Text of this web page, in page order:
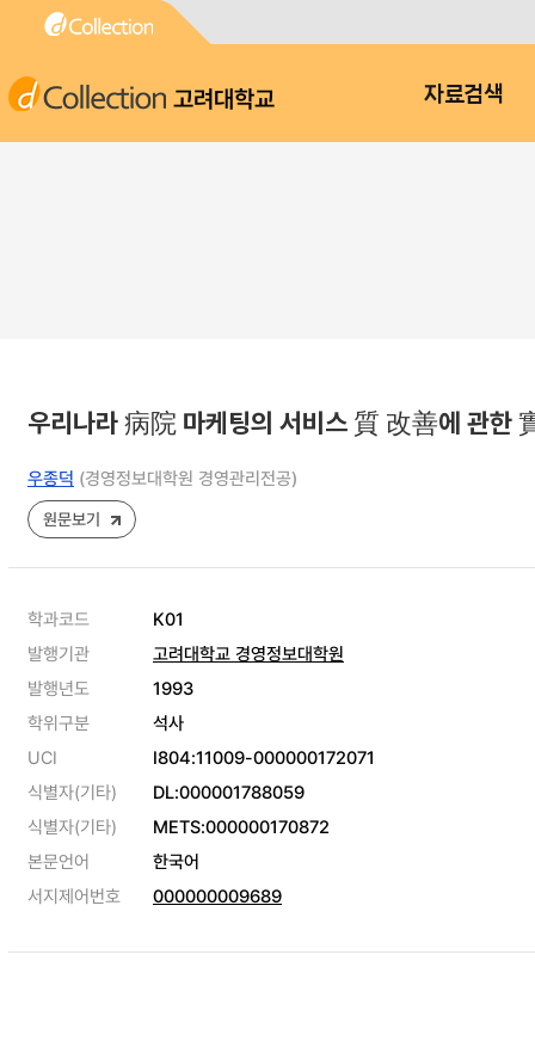
고려대학교 자료검색
우리나라 病院 마케팅의 서비스 質 改善에 관
우종덕 (경영정보대학원 경영관리전공)
원문보기
학과코드
K01
발행기관
고려대학교 경영정보대학원
발행년도
1993
학위구분
석사
UCI
I804:11009-000000172071
식별자(기타)
DL:000001788059
식별자(기타)
METS:000000170872
본문언어
한국어
서지제어번호
000000009689